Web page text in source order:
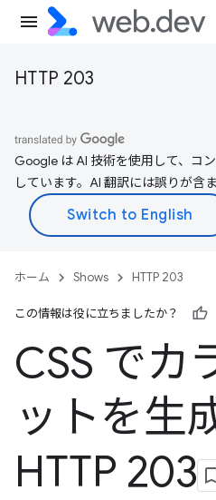
HTTP 203
Google は AI 技術を使用して、コ
しています。AI 翻訳には誤りが含
ホーム Shows HTTP 203
この情報は役に立ちましたか？
CSS でカ
ットを生
HTTP 203